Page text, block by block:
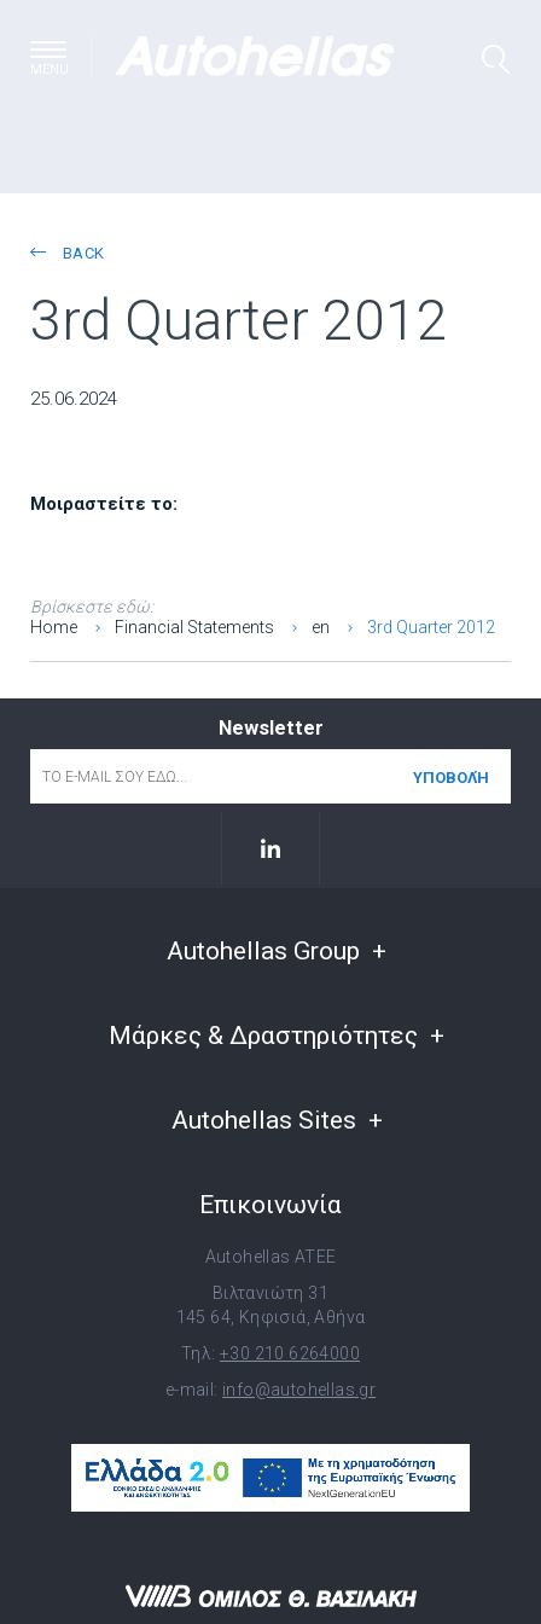
BACK
3rd Quarter 2012
25.06.2024
Μοιραστείτε το:
Βρίσκεστε εδώ:
Home
Financial Statements en 3rd Quarter 2012
Newsletter
Autohellas Group
Μάρκες & Δραστηριότητες
Autohellas Sites
Επικοινωνία
Autohellas ATEE
Βιλτανιώτη 31
145 64, Κηφισιά, Αθήνα
Τηλ: +30 210 6264000
e-mail: info@autohellas.gr